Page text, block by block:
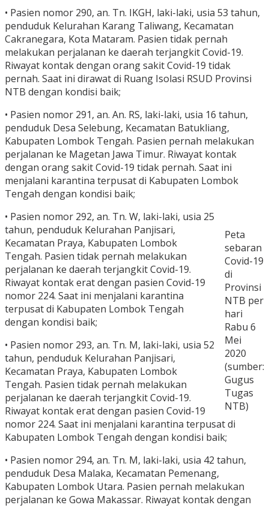
• Pasien nomor 290, an. Tn. IKGH, laki-laki, usia 53 tahun,
penduduk Kelurahan Karang Taliwang, Kecamatan
Cakranegara, Kota Mataram. Pasien tidak pernah
melakukan perjalanan ke daerah terjangkit Covid-19.
Riwayat kontak dengan orang sakit Covid-19 tidak
pernah. Saat ini dirawat di Ruang Isolasi RSUD Provinsi
NTB dengan kondisi baik;
• Pasien nomor 291, an. An. RS, laki-laki, usia 16 tahun,
penduduk Desa Selebung, Kecamatan Batukliang,
Kabupaten Lombok Tengah. Pasien pernah melakukan
perjalanan ke Magetan Jawa Timur. Riwayat kontak
dengan orang sakit Covid-19 tidak pernah. Saat ini
menjalani karantina terpusat di Kabupaten Lombok
Tengah dengan kondisi baik;
Peta
sebaran
Covid-19
di
Provinsi
NTB per
hari
Rabu 6
Mei
2020
(sumber:
Gugus
Tugas
NTB)
• Pasien nomor 292, an. Tn. W, laki-laki, usia 25
tahun, penduduk Kelurahan Panjisari,
Kecamatan Praya, Kabupaten Lombok
Tengah. Pasien tidak pernah melakukan
perjalanan ke daerah terjangkit Covid-19.
Riwayat kontak erat dengan pasien Covid-19
nomor 224. Saat ini menjalani karantina
terpusat di Kabupaten Lombok Tengah
dengan kondisi baik;
• Pasien nomor 293, an. Tn. M, laki-laki, usia 52
tahun, penduduk Kelurahan Panjisari,
Kecamatan Praya, Kabupaten Lombok
Tengah. Pasien tidak pernah melakukan
perjalanan ke daerah terjangkit Covid-19.
Riwayat kontak erat dengan pasien Covid-19
nomor 224. Saat ini menjalani karantina terpusat di
Kabupaten Lombok Tengah dengan kondisi baik;
• Pasien nomor 294, an. Tn. M, laki-laki, usia 42 tahun,
penduduk Desa Malaka, Kecamatan Pemenang,
Kabupaten Lombok Utara. Pasien pernah melakukan
perjalanan ke Gowa Makassar. Riwayat kontak dengan